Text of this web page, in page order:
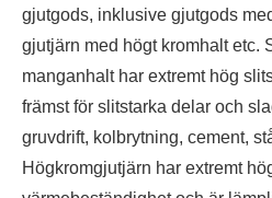
gjutgods, inklusive gjutgods
gjutjärn med högt kromhalt etc.
manganhalt har extremt hög
främst för slitstarka delar och
gruvdrift, kolbrytning, cement,
Högkromgjutjärn har extremt